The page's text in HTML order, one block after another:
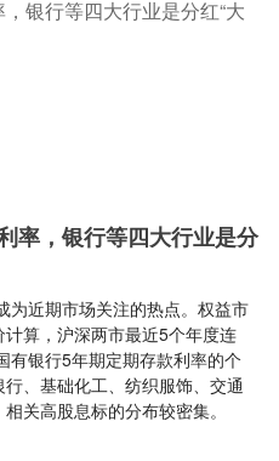
率，银行等四大行业是分
为近期市场关注的热点。权益市
算，沪深两市最近5个年度连
有银行5年期定期存款利率的个
、基础化工、纺织服饰、交通
关高股息标的分布较密集。